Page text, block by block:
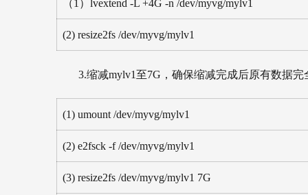
（1）lvextend -L +4G -n /dev/myvg/mylv1
(2) resize2fs /dev/myvg/mylv1
3.缩减mylv1至7G，确保缩减完成后原有数据完
(1) umount /dev/myvg/mylv1
(2) e2fsck -f /dev/myvg/mylv1
(3) resize2fs /dev/myvg/mylv1 7G